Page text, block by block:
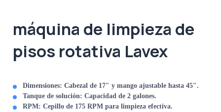
máquina de limpieza de
pisos rotativa Lavex
Dimensiones: Cabezal de 17″ y mango ajustable hasta 45″.
Tanque de solución: Capacidad de 2 galones.
RPM: Cepillo de 175 RPM para limpieza efectiva.